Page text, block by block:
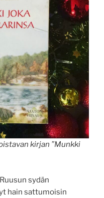
kirjan ”Munkki
sydän
hain sattumoisin